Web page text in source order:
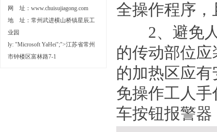
网 址：www.chuisujiagong.com
地 址：常州武进横山桥镇星辰工
业园
ly: "Microsoft YaHei";">江苏省常州
市钟楼区富林路7-1
全操作程序
2、避免人
的传动部位
的加热区应
免操作工人
车按钮报警